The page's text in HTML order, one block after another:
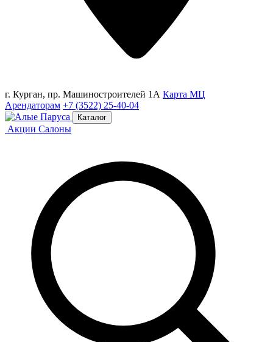
г. Курган, пр. Машиностроителей 1А Карта МЦ
Арендаторам +7 (3522) 25-40-04
Каталог
Акции Салоны